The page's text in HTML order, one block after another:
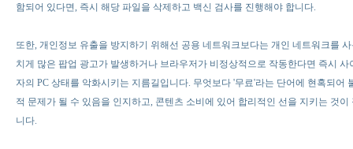
함되어 있다면, 즉시 해당 파일을 삭제하고 백신 검사를 진행해야 합니다.
또한, 개인정보 유출을 방지하기 위해선 공용 네트워크보다는 개인 네트워크를
치게 많은 팝업 광고가 발생하거나 브라우저가 비정상적으로 작동한다면 즉시
자의 PC 상태를 악화시키는 지름길입니다. 무엇보다 '무료'라는 단어에 현혹되어
적 문제가 될 수 있음을 인지하고, 콘텐츠 소비에 있어 합리적인 선을 지키는 것
니다.